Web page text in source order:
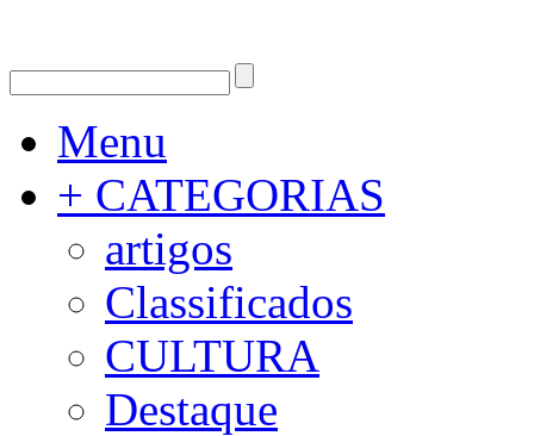
Menu
+ CATEGORIAS
artigos
Classificados
CULTURA
Destaque